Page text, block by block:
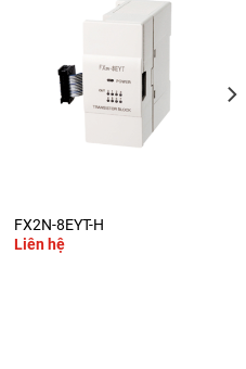
FX2N-8EYT-H
Liên hệ